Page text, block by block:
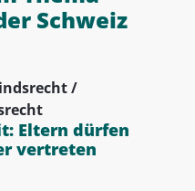
Schweiz
/
Eltern dürfen
vertreten